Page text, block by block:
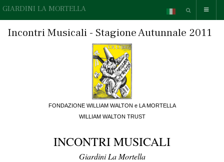
GIARDINI LA MORTELLA
Incontri Musicali - Stagione Autunnale 2011
FONDAZIONE WILLIAM WALTON e LA MORTELLA
WILLIAM WALTON TRUST
INCONTRI MUSICALI
Giardini La Mortella